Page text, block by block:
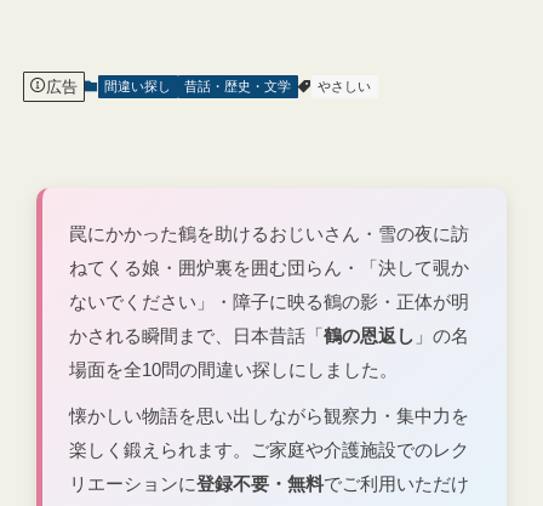
広告 間違い探し 昔話・歴史・文学 やさしい
罠にかかった鶴を助けるおじいさん・雪の夜に訪
ねてくる娘・囲炉裏を囲む団らん・「決して覗か
ないでください」・障子に映る鶴の影・正体が明
かされる瞬間まで、日本昔話「鶴の恩返し 」の名
場面を全10問の間違い探しにしました。
懐かしい物語を思い出しながら観察力・集中力を
楽しく鍛えられます。ご家庭や介護施設でのレク
リエーションに登録不要・無料でご利用いただけ